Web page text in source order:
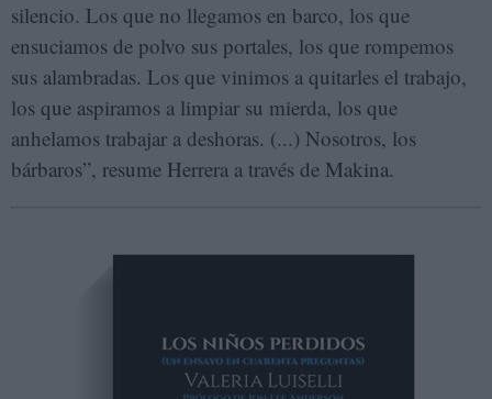
silencio. Los que no llegamos en barco, los que
ensuciamos de polvo sus portales, los que rompemos
sus alambradas. Los que vinimos a quitarles el trabajo,
los que aspiramos a limpiar su mierda, los que
anhelamos trabajar a deshoras. (...) Nosotros, los
bárbaros”, resume Herrera a través de Makina.